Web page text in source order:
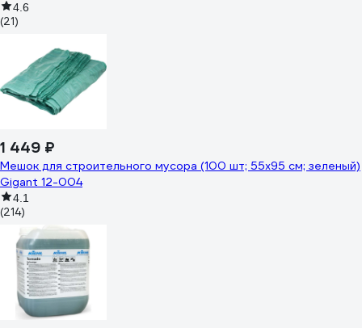
4.6
(21)
1 449 ₽
Мешок для строительного мусора (100 шт; 55х95 см; зеленый)
Gigant 12-004
4.1
(214)